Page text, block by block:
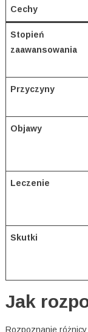
Cechy
Stopień
zaawansowania
Przyczyny
Objawy
Leczenie
Skutki
Jak
Rozpoznanie